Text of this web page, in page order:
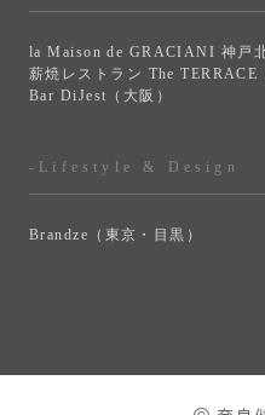
la Maison de GRACIANI 神戸北
薪焼レストラン The TERRACE
Bar DiJest（大阪）
-Lifestyle & Design
Brandze（東京・目黒）